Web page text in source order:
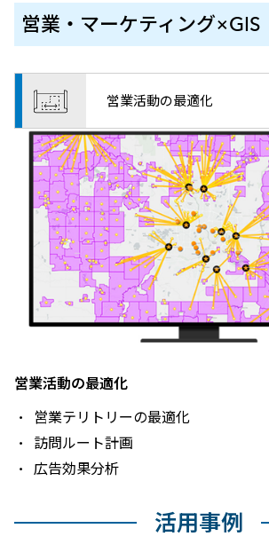
営業・マーケティング×GIS
営業活動の最適化
営業テリトリーの最適化
訪問ルート計画
広告効果分析
営業活動の最適化
活用事例